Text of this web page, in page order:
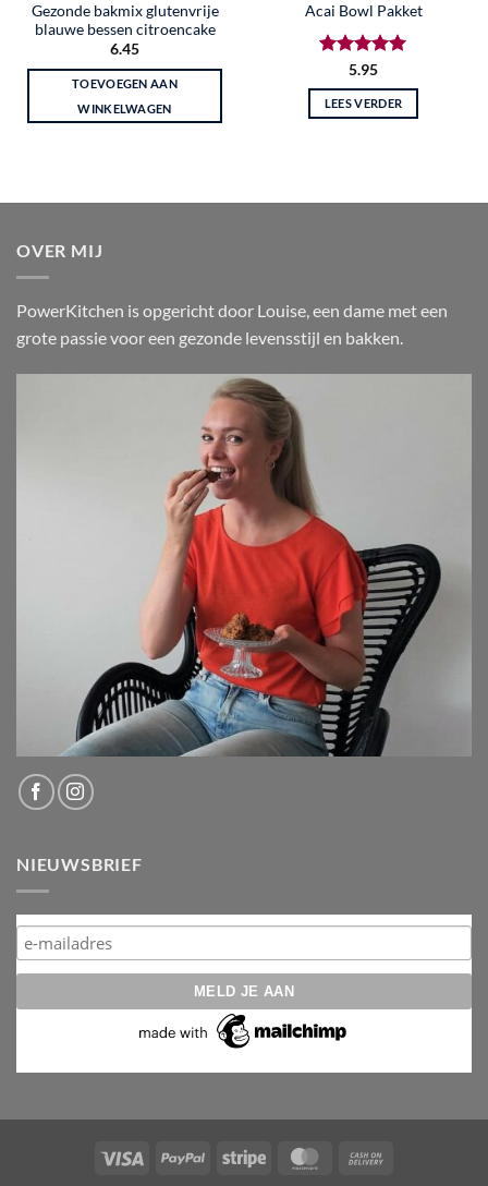
Gezonde bakmix glutenvrije
blauwe bessen citroencake
6.45
TOEVOEGEN AAN
WINKELWAGEN
Acai Bowl Pakket
Gewaardeerd
5uit 5
5.95
LEES VERDER
OVER MIJ
PowerKitchen is opgericht door Louise, een dame met een
grote passie voor een gezonde levensstijl en bakken.
NIEUWSBRIEF
Visa PayPal Stripe MasterCard